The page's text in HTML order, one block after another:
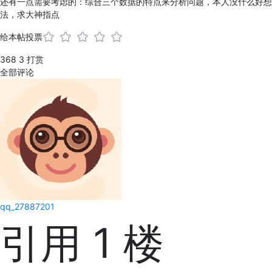
法，求大神指点
给本帖投票
368 3 打赏
全部评论
qq_27887201
引用 1 楼